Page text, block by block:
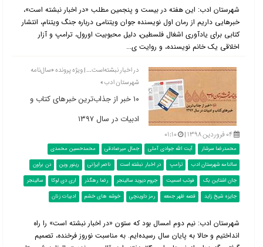
شهرستان ادب: این هفته در بیست و پنجمین مطلب «در اخبار نبشته است»،
خبرهایی داریم از رمان اول نویسنده جوان ویتنامی درباره جنگ ویتنام، انتشار
کتابی برای یادآوری اشغال فلسطین، دلیل محبوبیت اورول، ترامپ و آزار
اخلاقی یک خانم نویسنده، و روایت ی...
در اخبار نبشته‌است... | ویژه پرونده «سال‌نامه
شهرستان ادب»
۱۰ خبر از جذاب‌ترین خبرهای کتاب و
ادبیات در سال ۱۳۹۷
۰۴ فروردین ۱۳۹۸ | ۰۱:۱۰
محمدرضا سرشار آیت الله جوادی آملی جمال میرصادقی
محمدحسین محمدی
سالنامه شهرستان ادب
ترامپ در اخبار نبشته است ناصر ایرانی رینور وین
دن براون
جان اشتاین بک
فوئب اسمیت جروم دیوید سالینجر رضا رهگذر اری دی لوکا
سالینجر
جایزه شیخ زاید
قصه ظهر جمعه رمز داوینچی خوشه های خشم ادبیات زنان
شهرستان ادب: نیم دوم امسال بود که ستون «در اخبار نبشته است» را راه
انداختیم و حالا به پایان سال رسیده‌ایم. به مناسبت نوروز فرخنده، تصمیم